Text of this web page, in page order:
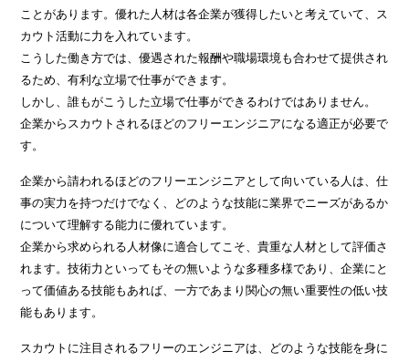
ことがあります。優れた人材は各企業が獲得したいと考えていて、ス
カウト活動に力を入れています。
こうした働き方では、優遇された報酬や職場環境も合わせて提供され
るため、有利な立場で仕事ができます。
しかし、誰もがこうした立場で仕事ができるわけではありません。
企業からスカウトされるほどのフリーエンジニアになる適正が必要で
す。
企業から請われるほどのフリーエンジニアとして向いている人は、仕
事の実力を持つだけでなく、どのような技能に業界でニーズがあるか
について理解する能力に優れています。
企業から求められる人材像に適合してこそ、貴重な人材として評価さ
れます。技術力といってもその無いような多種多様であり、企業にと
って価値ある技能もあれば、一方であまり関心の無い重要性の低い技
能もあります。
スカウトに注目されるフリーのエンジニアは、どのような技能を身に